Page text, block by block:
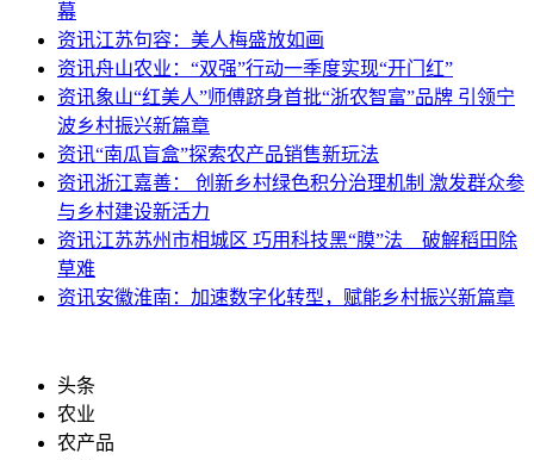
幕
资讯江苏句容：美人梅盛放如画
资讯舟山农业：“双强”行动一季度实现“开门红”
资讯象山“红美人”师傅跻身首批“浙农智富”品牌 引领宁
波乡村振兴新篇章
资讯“南瓜盲盒”探索农产品销售新玩法
资讯浙江嘉善： 创新乡村绿色积分治理机制 激发群众参
与乡村建设新活力
资讯江苏苏州市相城区 巧用科技黑“膜”法 破解稻田除
草难
资讯安徽淮南：加速数字化转型，赋能乡村振兴新篇章
头条
农业
农产品